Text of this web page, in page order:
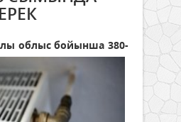
облыс бойынша 380-